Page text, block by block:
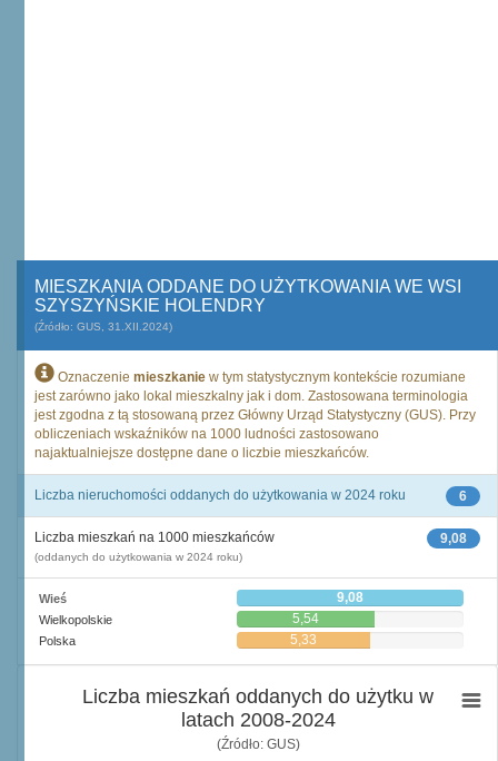
MIESZKANIA ODDANE DO UŻYTKOWANIA WE WSI
SZYSZYŃSKIE HOLENDRY
(Źródło: GUS, 31.XII.2024)
Oznaczenie mieszkanie w tym statystycznym kontekście rozumiane
jest zarówno jako lokal mieszkalny jak i dom. Zastosowana terminologia
jest zgodna z tą stosowaną przez Główny Urząd Statystyczny (GUS). Przy
obliczeniach wskaźników na 1000 ludności zastosowano
najaktualniejsze dostępne dane o liczbie mieszkańców.
6
Liczba nieruchomości oddanych do użytkowania w 2024 roku
9,08
Liczba mieszkań na 1000 mieszkańców
(oddanych do użytkowania w 2024 roku)
Wieś 9,08
Wielkopolskie 5,54
Polska 5,33
Liczba mieszkań oddanych do użytku w
latach 2008-2024
(Źródło: GUS)